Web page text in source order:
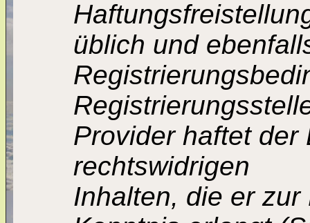
üblich und
Provider haftet der
rechtswidrigen
Inhalten, die er